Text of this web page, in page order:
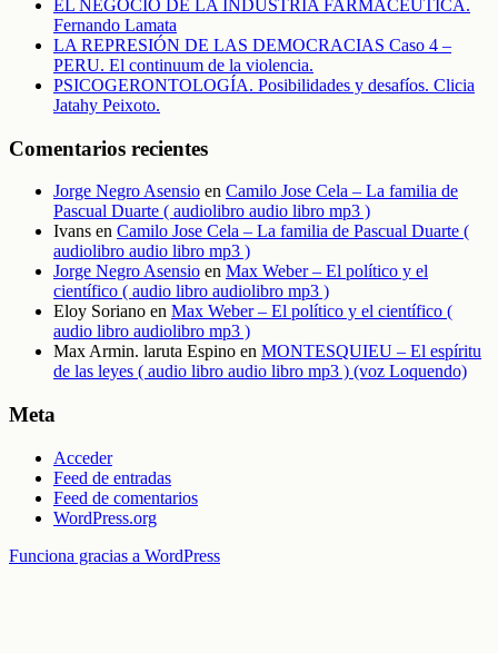
EL NEGOCIO DE LA INDUSTRIA FARMACEUTICA.
Fernando Lamata
LA REPRESIÓN DE LAS DEMOCRACIAS Caso 4 –
PERU. El continuum de la violencia.
PSICOGERONTOLOGÍA. Posibilidades y desafíos. Clicia
Jatahy Peixoto.
Comentarios recientes
Jorge Negro Asensio en Camilo Jose Cela – La familia de
Pascual Duarte ( audiolibro audio libro mp3 )
Ivans en Camilo Jose Cela – La familia de Pascual Duarte (
audiolibro audio libro mp3 )
Jorge Negro Asensio en Max Weber – El político y el
científico ( audio libro audiolibro mp3 )
Eloy Soriano en Max Weber – El político y el científico (
audio libro audiolibro mp3 )
Max Armin. laruta Espino en MONTESQUIEU – El espíritu
de las leyes ( audio libro audio libro mp3 ) (voz Loquendo)
Meta
Acceder
Feed de entradas
Feed de comentarios
WordPress.org
Funciona gracias a WordPress